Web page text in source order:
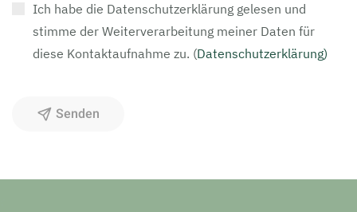
Ich habe die Datenschutzerklärung gelesen und
stimme der Weiterverarbeitung meiner Daten für
diese Kontaktaufnahme zu. (Datenschutzerklärung)
Senden